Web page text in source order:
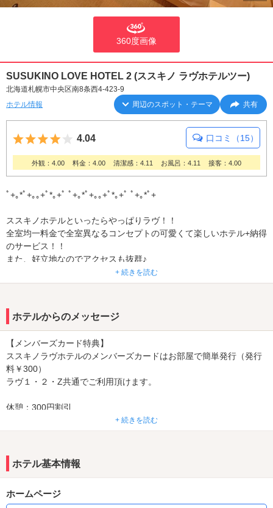
360度画像
SUSUKINO LOVE HOTEL 2 (ススキノ ラヴホテルツー)
北海道札幌市中央区南8条西4-423-9
ホテル情報
周辺のスポット・テーマ 共有
5つ星のうち4
4.04 口コミ（15）
外観：4.00 料金：4.00 清潔感：4.11 お風呂：4.11 接客：4.00
ﾟ+｡*ﾟ+｡｡+ﾟ*｡+ﾟ ﾟ+｡*ﾟ+｡｡+ﾟ*｡+ﾟ ﾟ+｡*ﾟ+
ススキノホテルといったらやっぱりラヴ！！
全室均一料金で全室異なるコンセプトの可愛くて楽しいホテル+納得
のサービス！！
また、好立地なのでアクセスも抜群♪
何度でも足を運んでしまいたくなります！！
駐車場完備で外出も可能！
【全て同一料金でリーズナブル】
ごせます！
【全室Wi-Fi完備】
◎全室に無料Wi-Fi完備しておりますので、ご自由にお使いください
バスタイムをお楽しみ下さい！
ﾟ+｡*ﾟ+｡｡+ﾟ*｡+ﾟ ﾟ+｡*ﾟ+｡｡+ﾟ*｡+ﾟ ﾟ+｡*ﾟ+
+ 続きを読む
ホテルからのメッセージ
【メンバーズカード特典】
ススキノラヴホテルのメンバーズカードはお部屋で簡単発行（発行
料￥300）
ラヴ１・２・Z共通でご利用頂けます。
休憩：300円割引
宿泊：800円割引でご利用頂けます。
6回ごとのご来店で室料が半額になります。
【ポイント割引】
ご利用金額￥1,000ごとに100Pt貯まります。
+ 続きを読む
ホテル基本情報
ホームページ